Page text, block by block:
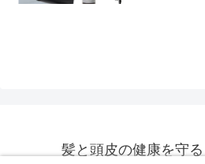
髪と頭皮の健康を守